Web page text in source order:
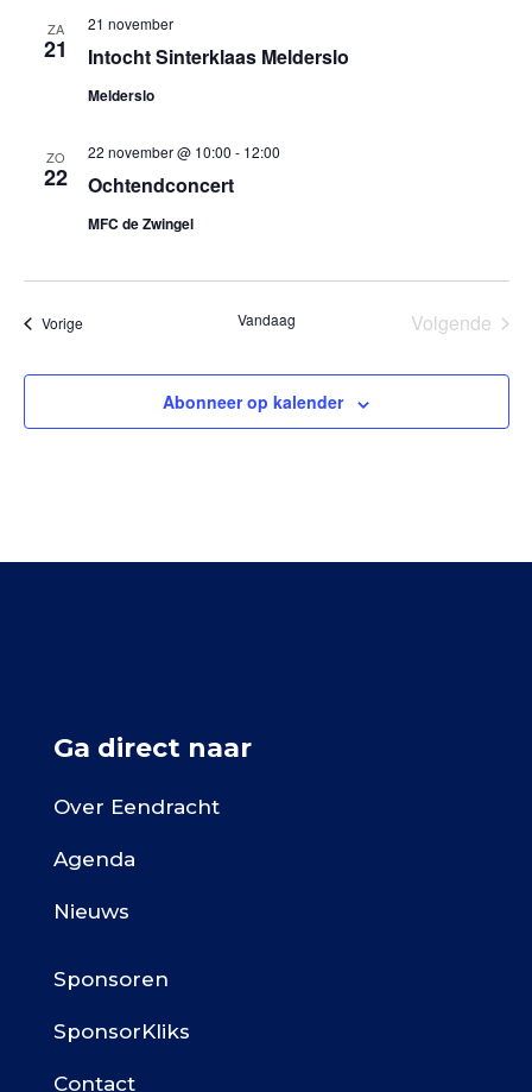
ZA
21 Intocht Sinterklaas Melderslo
21 november
Melderslo
ZO
22 Ochtendconcert
22 november @ 10:00 - 12:00
MFC de Zwingel
VorigeEvenementen Vandaag
Volgende
Abonneer op kalender
Ga direct naar
Over Eendracht
Agenda
Nieuws
Sponsoren
SponsorKliks
Contact